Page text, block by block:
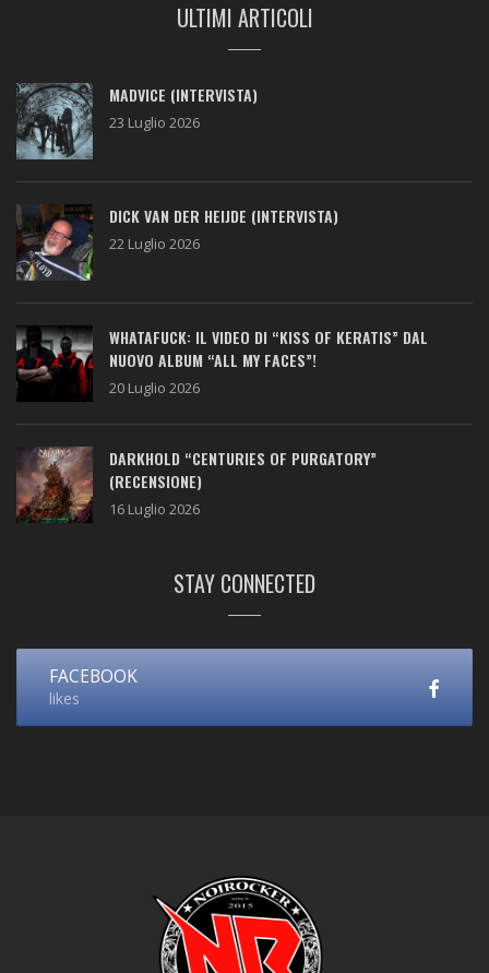
ULTIMI ARTICOLI
MADVICE (INTERVISTA)
23 Luglio 2026
DICK VAN DER HEIJDE (INTERVISTA)
22 Luglio 2026
WHATAFUCK: IL VIDEO DI “KISS OF KERATIS” DAL
NUOVO ALBUM “ALL MY FACES”!
20 Luglio 2026
DARKHOLD “CENTURIES OF PURGATORY”
(RECENSIONE)
16 Luglio 2026
STAY CONNECTED
FACEBOOK
likes